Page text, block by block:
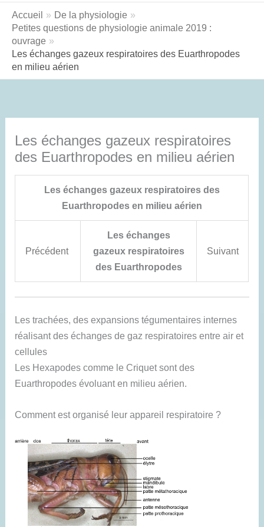
Accueil
De la physiologie
Petites questions de physiologie animale 2019 :
ouvrage
Les échanges gazeux respiratoires des Euarthropodes
en milieu aérien
Les échanges gazeux respiratoires
des Euarthropodes en milieu aérien
Les échanges gazeux respiratoires des
Euarthropodes en milieu aérien
Précédent
Les échanges
gazeux respiratoires
des Euarthropodes
Suivant
Les trachées, des expansions tégumentaires internes
réalisant des échanges de gaz respiratoires entre air et
cellules
Les Hexapodes comme le Criquet sont des
Euarthropodes évoluant en milieu aérien.
Comment est organisé leur appareil respiratoire ?